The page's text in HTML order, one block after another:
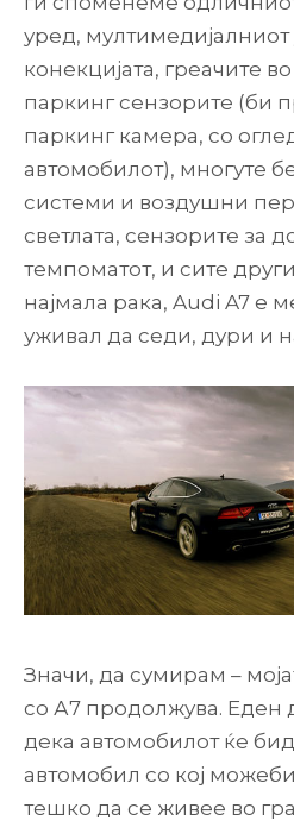
уред,
конекцијата, греачите
паркинг сензорите (би
паркинг камера, со
автомобилот), многуте
системи и воздушни
светлата, сензорите за
темпоматот, и сите
најмала рака, Audi A7 е
уживал да седи, дури и
Значи, да сумирам –
со А7 продолжува. Еден
дека автомобилот ќе
автомобил со кој
тешко да се живее во